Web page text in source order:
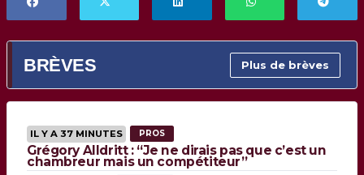
BRÈVES Plus de brèves
IL Y A 37 MINUTES PROS
Grégory Alldritt : “Je ne dirais pas que c’est un
chambreur mais un compétiteur”